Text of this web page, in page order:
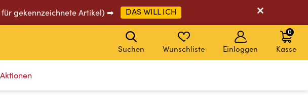
für gekennzeichnete Artikel) ➡ DAS WILL ICH
Aktionen
Suchen Wunschliste Einloggen Kasse
0